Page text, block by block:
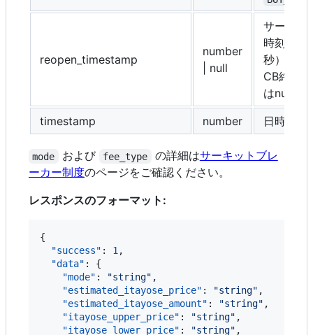
reopen_timestamp
number
| null
サーキッ
時刻（
秒）。通
CB終了
はnull
timestamp
number 日時（
mode および fee_type の詳細はサーキットブレ
ーカー制度のページをご確認ください。
レスポンスのフォーマット:
{
"success" : 1,
"data" : {
"mode" : "string" ,
"estimated_itayose_price" : "string" ,
"estimated_itayose_amount" : "string" ,
"itayose_upper_price" : "string" ,
"itayose_lower_price" : "string" ,